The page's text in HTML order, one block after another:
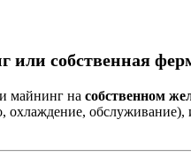
собственная
майнинг на собственном
охлаждение,